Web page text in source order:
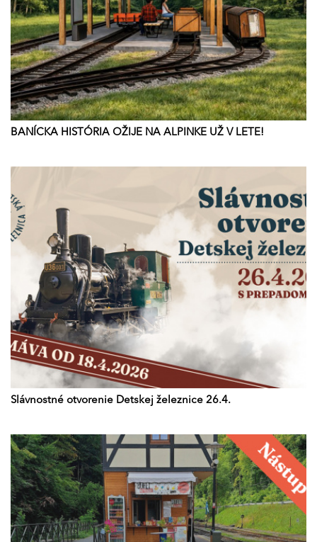
BANÍCKA HISTÓRIA OŽIJE NA ALPINKE UŽ V LETE!
Slávnostné otvorenie Detskej železnice 26.4.